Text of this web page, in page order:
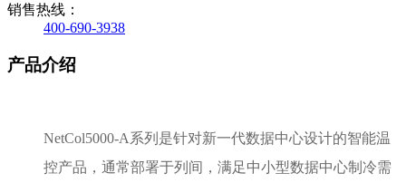
销售热线：
400-690-3938
产品介绍
NetCol5000-A系列是针对新一代数据中心设计的智能温
控产品，通常部署于列间，满足中小型数据中心制冷需